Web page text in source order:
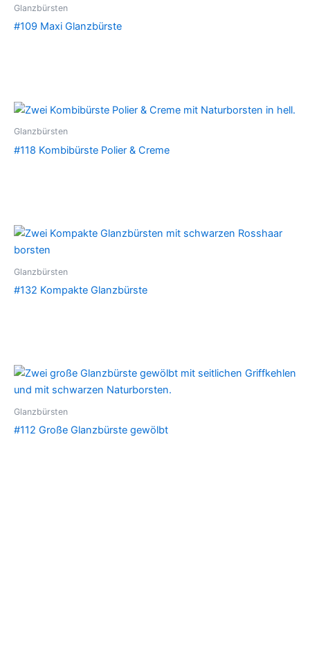
Glanzbürsten
#109 Maxi Glanzbürste
Glanzbürsten
#118 Kombibürste Polier & Creme
Glanzbürsten
#132 Kompakte Glanzbürste
Glanzbürsten
#112 Große Glanzbürste gewölbt